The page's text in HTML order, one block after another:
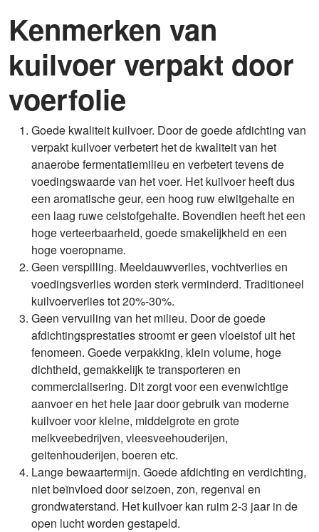
Kenmerken van
kuilvoer verpakt door
voerfolie
Goede kwaliteit kuilvoer. Door de goede afdichting van
verpakt kuilvoer verbetert het de kwaliteit van het
anaerobe fermentatiemilieu en verbetert tevens de
voedingswaarde van het voer. Het kuilvoer heeft dus
een aromatische geur, een hoog ruw eiwitgehalte en
een laag ruwe celstofgehalte. Bovendien heeft het een
hoge verteerbaarheid, goede smakelijkheid en een
hoge voeropname.
Geen verspilling. Meeldauwverlies, vochtverlies en
voedingsverlies worden sterk verminderd. Traditioneel
kuilvoerverlies tot 20%-30%.
Geen vervuiling van het milieu. Door de goede
afdichtingsprestaties stroomt er geen vloeistof uit het
fenomeen. Goede verpakking, klein volume, hoge
dichtheid, gemakkelijk te transporteren en
commercialisering. Dit zorgt voor een evenwichtige
aanvoer en het hele jaar door gebruik van moderne
kuilvoer voor kleine, middelgrote en grote
melkveebedrijven, vleesveehouderijen,
geitenhouderijen, boeren etc.
Lange bewaartermijn. Goede afdichting en verdichting,
niet beïnvloed door seizoen, zon, regenval en
grondwaterstand. Het kuilvoer kan ruim 2-3 jaar in de
open lucht worden gestapeld.